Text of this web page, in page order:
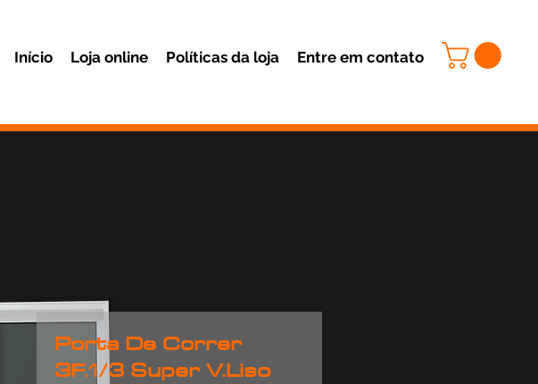
Início Loja online Políticas da loja Entre em contato
Porta De Correr
3F.1/3 Super V.Liso